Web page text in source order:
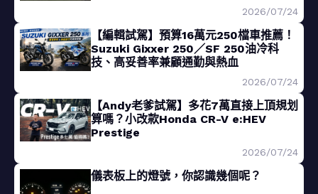
2026/07/24
【編輯試駕】預算16萬元250檔車推薦！
Suzuki Gixxer 250／SF 250油冷科
技、高妥善率兼顧通勤與熱血
2026/07/24
【Andy老爹試駕】多花7萬直接上頂規划
算嗎？小改款Honda CR-V e:HEV
Prestige
2026/07/24
儀表板上的燈號，你認識幾個呢？